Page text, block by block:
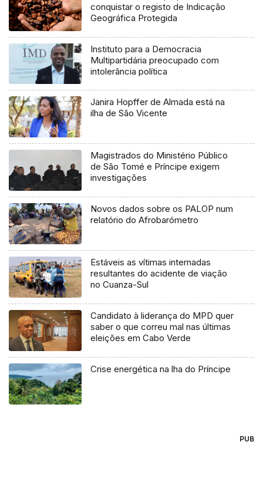
conquistar o registo de Indicação
Geográfica Protegida
Instituto para a Democracia
Multipartidária preocupado com
intolerância política
Janira Hopffer de Almada está na
ilha de São Vicente
Magistrados do Ministério Público
de São Tomé e Príncipe exigem
investigações
Novos dados sobre os PALOP num
relatório do Afrobarómetro
Estáveis as vítimas internadas
resultantes do acidente de viação
no Cuanza-Sul
Candidato à liderança do MPD quer
saber o que correu mal nas últimas
eleições em Cabo Verde
Crise energética na lha do Príncipe
PUB